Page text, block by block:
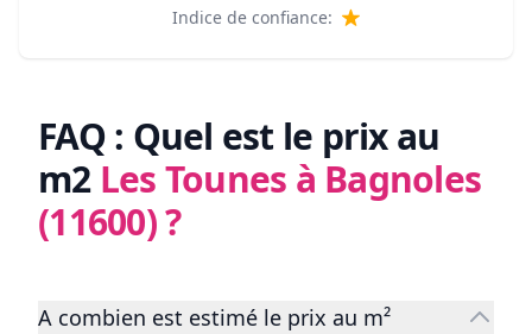
Indice de confiance:
FAQ : Quel est le prix au
m2 Les Tounes à Bagnoles
(11600)?
A combien est estimé le prix au m²